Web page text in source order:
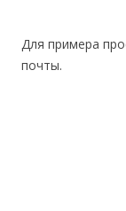
Для примера
почты.